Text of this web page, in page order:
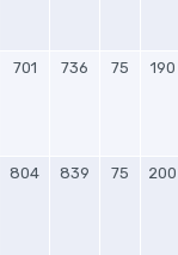
701 736 75 190
804 839 75 200